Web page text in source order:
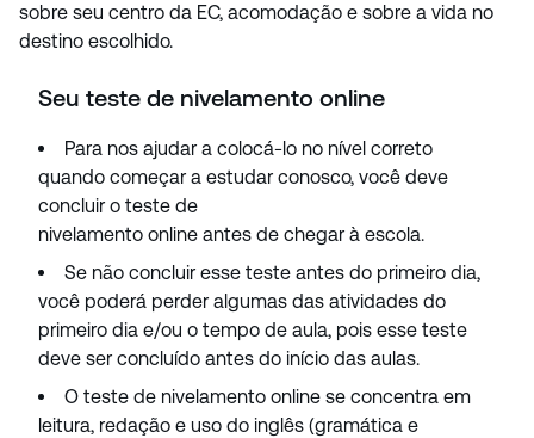
sobre seu centro da EC, acomodação e sobre a vida no
destino escolhido.
Seu teste de nivelamento online
Para nos ajudar a colocá-lo no nível correto
quando começar a estudar conosco, você deve
concluir o teste de
nivelamento online antes de chegar à escola.
Se não concluir esse teste antes do primeiro dia,
você poderá perder algumas das atividades do
primeiro dia e/ou o tempo de aula, pois esse teste
deve ser concluído antes do início das aulas.
O teste de nivelamento online se concentra em
leitura, redação e uso do inglês (gramática e